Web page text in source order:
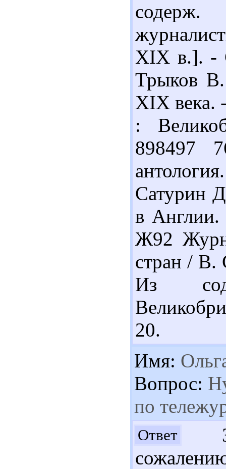
содерж.
XIX в.]. -
Трыков
XIX века.
:
898497
Сатурин
в
Ж92
стран / В.
Из
20.
Имя:
Вопрос:
по
Ответ